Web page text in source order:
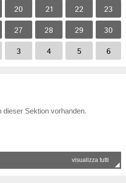
20 21 22 23
27 28 29 30
3 4 5 6
dieser Sektion vorhanden.
visualizza tutti